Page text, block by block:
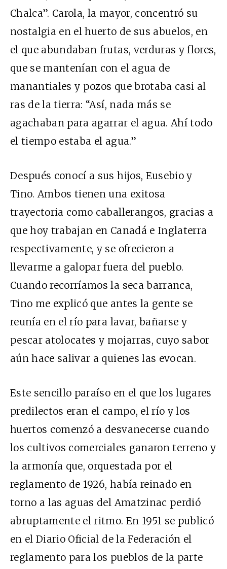
Chalca”. Carola, la mayor, concentró su
nostalgia en el huerto de sus abuelos, en
el que abundaban frutas, verduras y flores,
que se mantenían con el agua de
manantiales y pozos que brotaba casi al
ras de la tierra: “Así, nada más se
agachaban para agarrar el agua. Ahí todo
el tiempo estaba el agua.”
Después conocí a sus hijos, Eusebio y
Tino. Ambos tienen una exitosa
trayectoria como caballerangos, gracias a
que hoy trabajan en Canadá e Inglaterra
respectivamente, y se ofrecieron a
llevarme a galopar fuera del pueblo.
Cuando recorríamos la seca barranca,
Tino me explicó que antes la gente se
reunía en el río para lavar, bañarse y
pescar atolocates y mojarras, cuyo sabor
aún hace salivar a quienes las evocan.
Este sencillo paraíso en el que los lugares
predilectos eran el campo, el río y los
huertos comenzó a desvanecerse cuando
los cultivos comerciales ganaron terreno y
la armonía que, orquestada por el
reglamento de 1926, había reinado en
torno a las aguas del Amatzinac perdió
abruptamente el ritmo. En 1951 se publicó
en el Diario Oficial de la Federación el
reglamento para los pueblos de la parte